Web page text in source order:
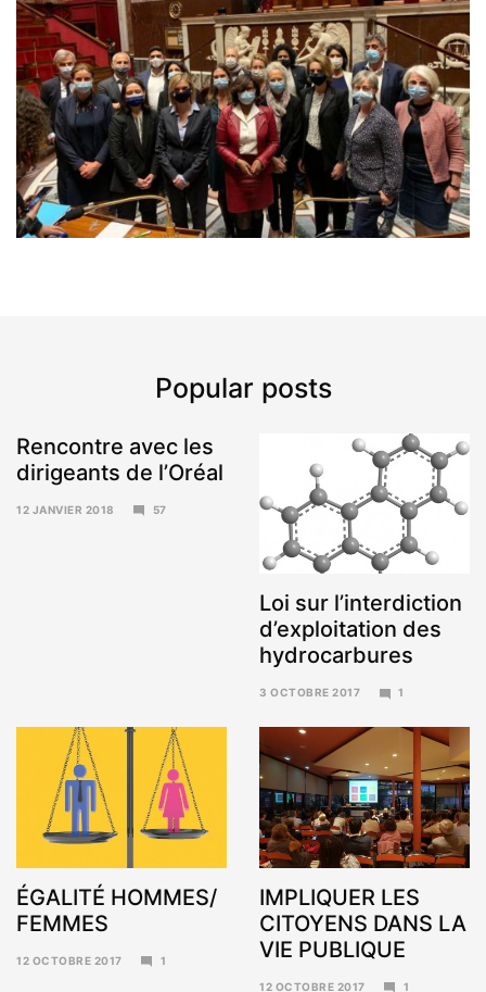
Popular posts
Rencontre avec les
dirigeants de l’Oréal
12 JANVIER 2018
57
Loi sur l’interdiction
d’exploitation des
hydrocarbures
3 OCTOBRE 2017
2017
1
ÉGALITÉ HOMMES/
FEMMES
12 OCTOBRE 2017
1
IMPLIQUER LES
CITOYENS DANS LA
VIE PUBLIQUE
12 OCTOBRE 2017 1